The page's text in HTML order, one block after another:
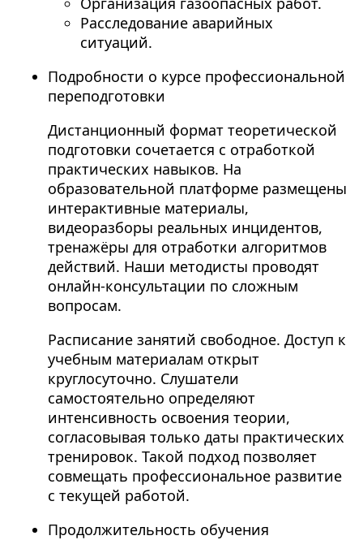
Расследование аварийных
ситуаций.
Подробности о курсе профессиональной
переподготовки
Дистанционный формат теоретической
подготовки сочетается с отработкой
практических навыков. На
образовательной платформе размещены
интерактивные материалы,
видеоразборы реальных инцидентов,
тренажёры для отработки алгоритмов
действий. Наши методисты проводят
онлайн-консультации по сложным
вопросам.
Расписание занятий свободное. Доступ к
учебным материалам открыт
круглосуточно. Слушатели
самостоятельно определяют
интенсивность освоения теории,
согласовывая только даты практических
тренировок. Такой подход позволяет
совмещать профессиональное развитие
с текущей работой.
Продолжительность обучения